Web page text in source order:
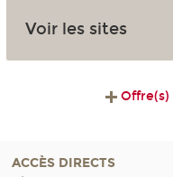
Voir les sites
ACCÈS DIRECTS